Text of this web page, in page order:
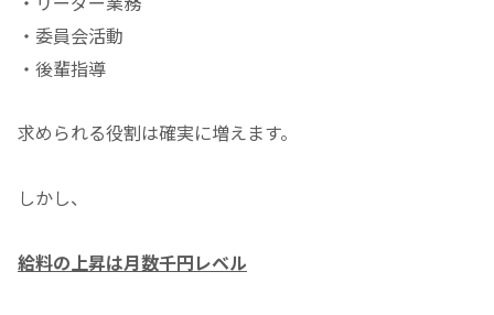
・委員会活動
・後輩指導
求められる役割は確実に増えます。
しかし、
給料の上昇は月数千円レベル